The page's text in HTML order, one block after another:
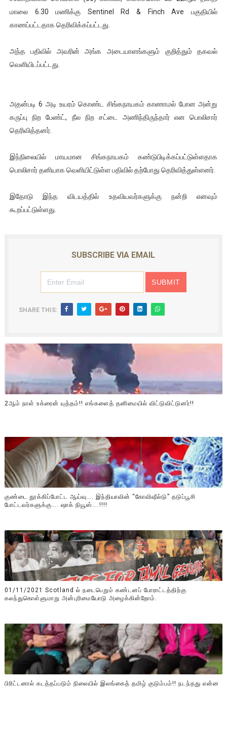
குண்டை தூக்கிப்போட்ட ஆய்வு…. இந்தியாவின் “கோவிஷீல்டு”
ஏர்போர்ட்டில் உதைத்த நபர் யார், என்ன நடந்தது?: உண்மையை
01/11/2021 Scotland ல் நடைபெறும் கண்டனப்
மாலை 6.30 மணிக்கு Sentinel Rd & Finch Ave பகுதியில்
காணப்பட்டதாக தெரிவிக்கப்பட்டது.
அந்த பதிவில் அவரின் அங்க அடையாளங்களும் குறித்தும் தகவல்
வெளியிடப்பட்டது.
அதன்படி 6 அடி உயரம் கொண்ட சிங்கநாயகம் காணாமல் போன அன்று
கருப்பு நிற பேண்ட், நீல நிற சட்டை அணிந்திருந்தார் என பொலிசார்
தெரிவித்தனர்.
இந்நிலையில் மாயமான சிங்கநாயகம் கண்டுபிடிக்கப்பட்டுள்ளதாக
பொலிசார் தனியாக வெளியிட்டுள்ள பதிவில் தற்போது தெரிவித்துள்ளனர்.
இதோடு இந்த விடயத்தில் உதவியவர்களுக்கு நன்றி எனவும்
கூறப்பட்டுள்ளது.
SUBSCRIBE VIA EMAIL
SHARE THIS:
2ஆம் நாள் உக்ரைன் யுத்தம்!! எங்களைத் தனிமையில் விட்டுவிட்டுனர்!!
குண்டை தூக்கிப்போட்ட ஆய்வு…. இந்தியாவின் “கோவிஷீல்டு” தடுப்பூசி
போட்டவர்களுக்கு…. ஷாக் நியூஸ்….!!!!
01/11/2021 Scotland ல் நடைபெறும் கண்டனப் போராட்டத்திற்கு
கலந்துகொள்ளுமாறு அன்புரிமையோடு அழைக்கின்றோம்.
பிரிட்டனால் கடத்தப்படும் நிலையில் இலங்கைத் தமிழ் குடும்பம்!! நடந்தது என்ன